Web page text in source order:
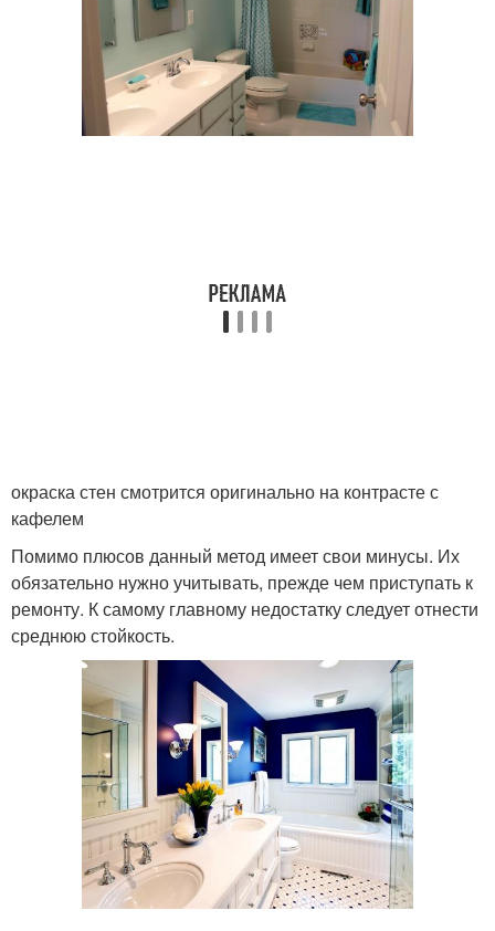
окраска стен смотрится оригинально на контрасте с
кафелем
Помимо плюсов данный метод имеет свои минусы. Их
обязательно нужно учитывать, прежде чем приступать к
ремонту. К самому главному недостатку следует отнести
среднюю стойкость.